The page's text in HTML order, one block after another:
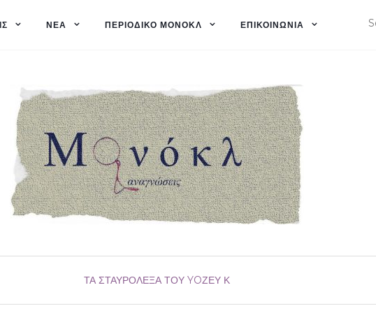
ΝΈΑ ΠΕΡΙΟΔΙΚΌ ΜΟΝΌΚΛ ΕΠΙΚΟΙΝΩΝΊΑ
ΤΑ ΣΤΑΥΡΌΛΕΞΑ ΤΟΥ YOΖΕΥ Κ